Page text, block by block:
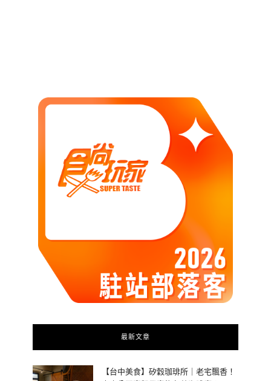
最新文章
【台中美食】矽穀珈琲所｜老宅飄香！